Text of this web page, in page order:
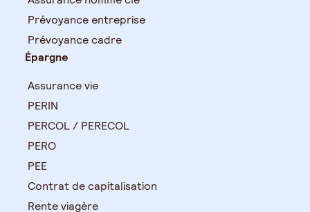
Prévoyance entreprise
Prévoyance cadre
Épargne
Assurance vie
PERIN
PERCOL / PERECOL
PERO
PEE
Contrat de capitalisation
Rente viagère